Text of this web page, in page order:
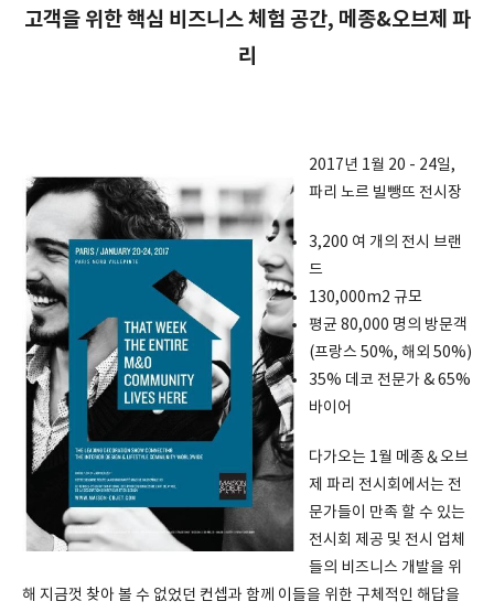
고객을 위한 핵심 비즈니스 체험 공간, 메종&오브제 파
리
2017년 1월 20 - 24일,
파리 노르 빌뺑뜨 전시장
3,200 여 개의 전시 브랜
드
130,000m2 규모
평균 80,000 명의 방문객
(프랑스 50%, 해외 50%)
35% 데코 전문가 & 65%
바이어
다가오는 1월 메종＆오브
제 파리 전시회에서는 전
문가들이 만족 할 수 있는
전시회 제공 및 전시 업체
들의 비즈니스 개발을 위
해 지금껏 찾아 볼 수 없었던 컨셉과 함께 이들을 위한 구체적인 해답을